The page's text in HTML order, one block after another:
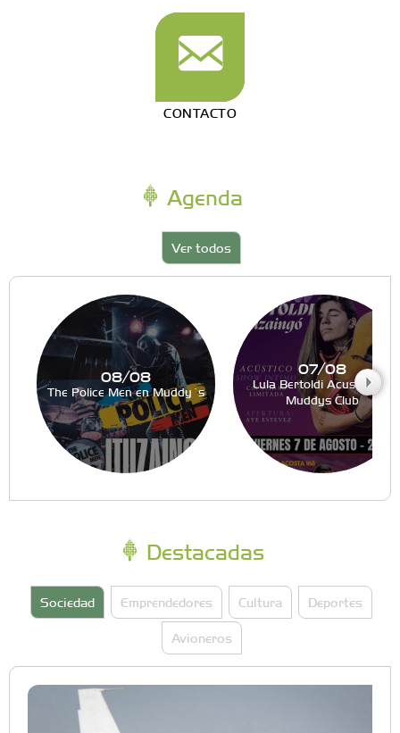
CONTACTO
Agenda
Ver todos
08/08
The Police Men en Muddy´s
07/08
Lula Bertoldi Acustico en
Muddys Club
Destacadas
Sociedad Emprendedores Cultura Deportes
Avioneros